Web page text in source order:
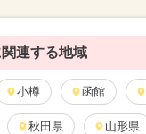
連する地域
小樽 函館
秋田県 山形県